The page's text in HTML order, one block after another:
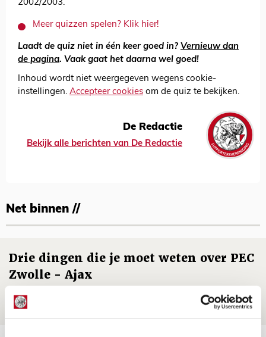
2002/2003.
Meer quizzen spelen? Klik hier!
Laadt de quiz niet in één keer goed in? Vernieuw dan
de pagina. Vaak gaat het daarna wel goed!
Inhoud wordt niet weergegeven wegens cookie-
instellingen. Accepteer cookies om de quiz te bekijken.
De Redactie
Bekijk alle berichten van De Redactie
Net binnen //
Drie dingen die je moet weten over PEC
Zwolle - Ajax
NIEUWS